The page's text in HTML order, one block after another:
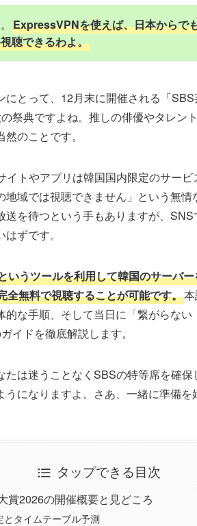
ExpressVPNを使えば、日本からで
聴できるわよ。
とって、12月末に開催される「SBS
祭典ですよね。推しの俳優やタレン
のことです。
イトやアプリは韓国国内限定のサー
域では視聴できません」という無
送を待つという手もありますが、
ずです。
いうツールを利用して韓国のサーバ
全無料で視聴することが可能です。
な手順、そして当日に「繋がらな
イドを徹底解説します。
たは迷うことなくSBSの特等席を確
になりますよ。さあ、一緒に準備を
タップできる目次
賞2026の開催概要と見どころ
タイムテーブル予測